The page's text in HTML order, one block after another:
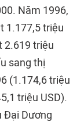
Năm 1996,
1.177,5 triệu
2.619 triệu
sang thị
(1.174,6 triệu
triệu USD).
Đại Dương